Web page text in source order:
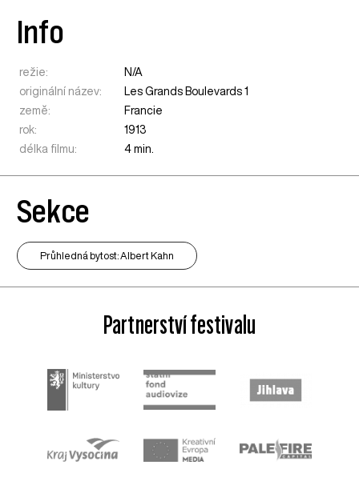
Info
režie:
N/A
originální název:
Les Grands Boulevards 1
země:
Francie
rok:
1913
délka filmu:
4 min.
Sekce
Průhledná bytost: Albert Kahn
Partnerství festivalu